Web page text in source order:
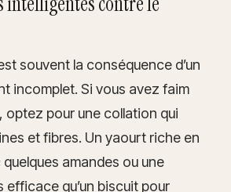
souvent la conséquence d’un
incomplet. Si vous avez faim
optez pour une collation qui
et fibres. Un yaourt riche en
amandes ou une
efficace qu’un biscuit pour